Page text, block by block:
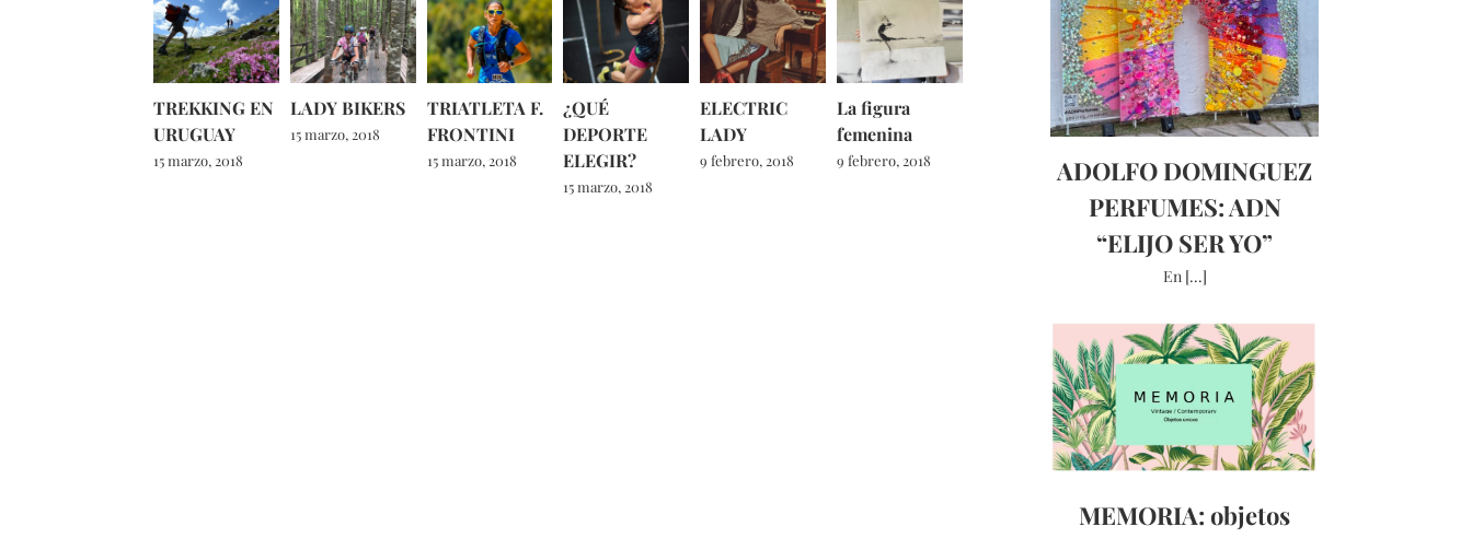
TREKKING EN
URUGUAY
15 marzo, 2018
LADY BIKERS
15 marzo, 2018
TRIATLETA F.
FRONTINI
15 marzo, 2018
¿QUÉ
DEPORTE
ELEGIR?
15 marzo, 2018
ELECTRIC
LADY
9 febrero, 2018
La figura
femenina
9 febrero, 2018
ADOLFO DOMINGUEZ
PERFUMES: ADN
“ELIJO SER YO”
En [...]
MEMORIA: objetos